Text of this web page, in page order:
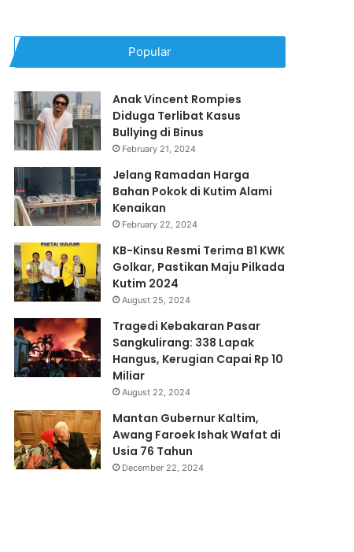
Popular
Anak Vincent Rompies
Diduga Terlibat Kasus
Bullying di Binus
February 21, 2024
Jelang Ramadan Harga
Bahan Pokok di Kutim Alami
Kenaikan
February 22, 2024
KB-Kinsu Resmi Terima B1 KWK
Golkar, Pastikan Maju Pilkada
Kutim 2024
August 25, 2024
Tragedi Kebakaran Pasar
Sangkulirang: 338 Lapak
Hangus, Kerugian Capai Rp 10
Miliar
August 22, 2024
Mantan Gubernur Kaltim,
Awang Faroek Ishak Wafat di
Usia 76 Tahun
December 22, 2024